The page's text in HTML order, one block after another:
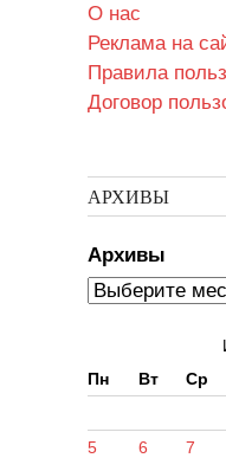
О нас
Реклама на
Правила
Договор
АРХИВЫ
Архивы
Пн
Вт Ср
5
6 7